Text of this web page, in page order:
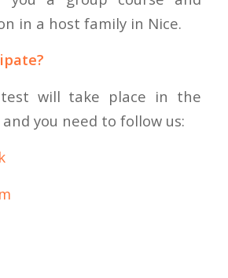
in a host family in Nice.
will take place in the
you need to follow us: